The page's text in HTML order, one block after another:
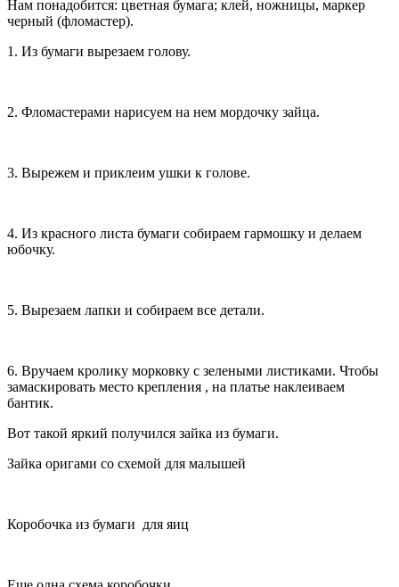
Нам понадобится: цветная бумага; клей, ножницы, маркер
черный (фломастер).
1. Из бумаги вырезаем голову.
2. Фломастерами нарисуем на нем мордочку зайца.
3. Вырежем и приклеим ушки к голове.
4. Из красного листа бумаги собираем гармошку и делаем
юбочку.
5. Вырезаем лапки и собираем все детали.
6. Вручаем кролику морковку с зелеными листиками. Чтобы
замаскировать место крепления , на платье наклеиваем
бантик.
Вот такой яркий получился зайка из бумаги.
Зайка оригами со схемой для малышей
Коробочка из бумаги для яиц